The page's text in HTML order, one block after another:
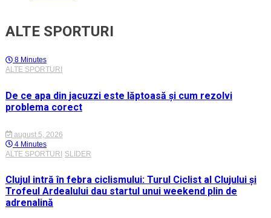
ALTE SPORTURI
8 Minutes
ALTE SPORTURI
De ce apa din jacuzzi este lăptoasă și cum rezolvi
problema corect
august 5, 2026
4 Minutes
ALTE SPORTURI SLIDER
Clujul intră în febra ciclismului: Turul Ciclist al Clujului și
Trofeul Ardealului dau startul unui weekend plin de
adrenalină